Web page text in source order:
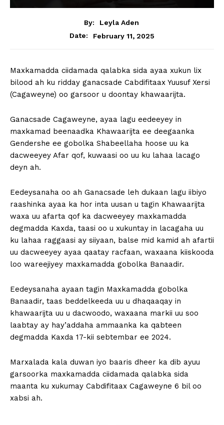
By:
Leyla Aden
Date:
February 11, 2025
Maxkamadda ciidamada qalabka sida ayaa xukun lix
bilood ah ku ridday ganacsade Cabdifitaax Yuusuf Xersi
(Cagaweyne) oo garsoor u doontay khawaarijta.
Ganacsade Cagaweyne, ayaa lagu eedeeyey in
maxkamad beenaadka Khawaarijta ee deegaanka
Gendershe ee gobolka Shabeellaha hoose uu ka
dacweeyey Afar qof, kuwaasi oo uu ku lahaa lacago
deyn ah.
Eedeysanaha oo ah Ganacsade leh dukaan lagu iibiyo
raashinka ayaa ka hor inta uusan u tagin Khawaarijta
waxa uu afarta qof ka dacweeyey maxkamadda
degmadda Kaxda, taasi oo u xukuntay in lacagaha uu
ku lahaa raggaasi ay siiyaan, balse mid kamid ah afartii
uu dacweeyey ayaa qaatay racfaan, waxaana kiiskooda
loo wareejiyey maxkamadda gobolka Banaadir.
Eedeysanaha ayaan tagin Maxkamadda gobolka
Banaadir, taas beddelkeeda uu u dhaqaaqay in
khawaarijta uu u dacwoodo, waxaana markii uu soo
laabtay ay hay’addaha ammaanka ka qabteen
degmadda Kaxda 17-kii sebtembar ee 2024.
Marxalada kala duwan iyo baaris dheer ka dib ayuu
garsoorka maxkamadda ciidamada qalabka sida
maanta ku xukumay Cabdifitaax Cagaweyne 6 bil oo
xabsi ah.